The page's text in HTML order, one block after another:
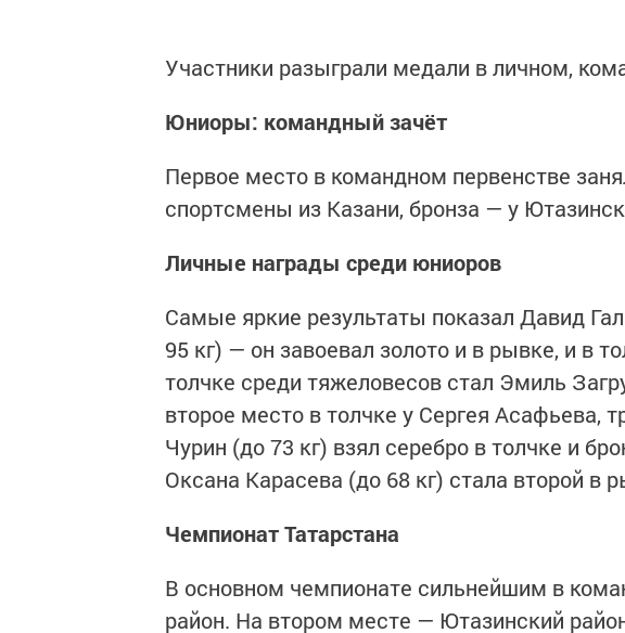
Участники разыграли медали в личном,
Юниоры: командный зачёт
Первое место в командном первенстве
спортсмены из Казани, бронза — у
Личные награды среди юниоров
Самые яркие результаты показал Давид
95 кг) — он завоевал золото и в рывке, и в
толчке среди тяжеловесов стал Эмиль
второе место в толчке у Сергея Асафьева,
Чурин (до 73 кг) взял серебро в толчке и
Оксана Карасева (до 68 кг) стала второй в
Чемпионат Татарстана
В основном чемпионате сильнейшим в
район. На втором месте — Ютазинский